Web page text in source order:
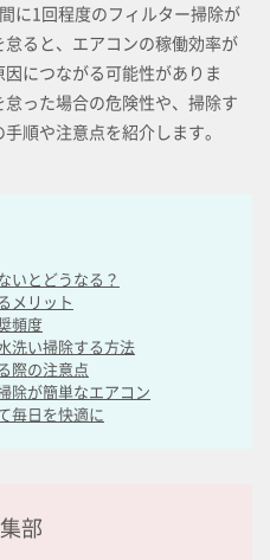
に1回程度のフィルター掃除が
ると、エアコンの稼働効率が
につながる可能性がありま
った場合の危険性や、掃除す
順や注意点を紹介します。
いとどうなる？
メリット
頻度
洗い掃除する方法
際の注意点
除が簡単なエアコン
毎日を快適に
部